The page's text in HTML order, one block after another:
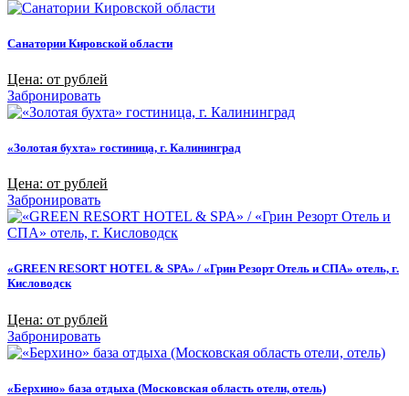
Санатории Кировской области
Цена: от рублей
Забронировать
«Золотая бухта» гостиница, г. Калининград
Цена: от рублей
Забронировать
«GREEN RESORT HOTEL & SPA» / «Грин Резорт Отель и СПА» отель, г.
Кисловодск
Цена: от рублей
Забронировать
«Берхино» база отдыха (Московская область отели, отель)